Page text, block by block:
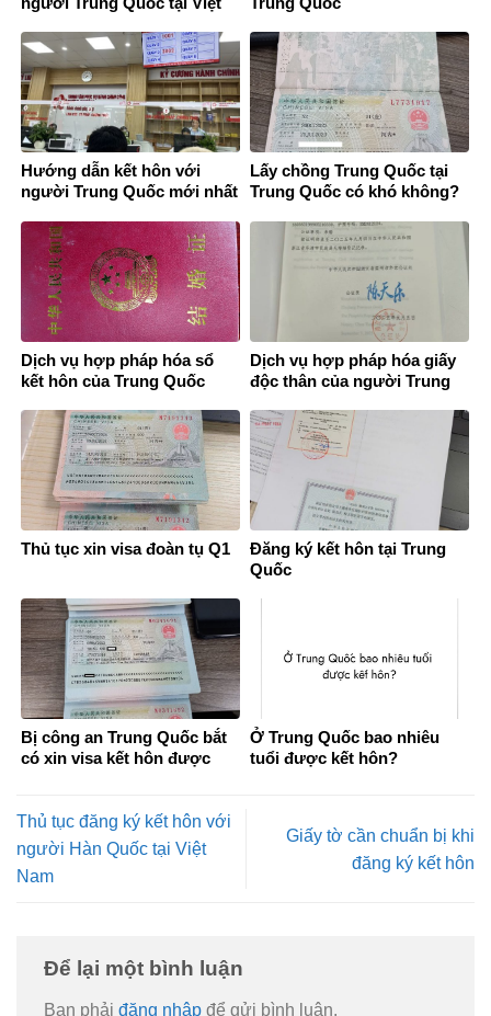
Hướng dẫn kết hôn với
người Trung Quốc mới nhất
Lấy chồng Trung Quốc tại
Trung Quốc có khó không?
Dịch vụ hợp pháp hóa sổ
kết hôn của Trung Quốc
Dịch vụ hợp pháp hóa giấy
độc thân của người Trung
Thủ tục xin visa đoàn tụ Q1
Đăng ký kết hôn tại Trung
Quốc
Bị công an Trung Quốc bắt
có xin visa kết hôn được
Ở Trung Quốc bao nhiêu
tuổi được kết hôn?
Thủ tục đăng ký kết hôn với
người Hàn Quốc tại Việt
Nam
Giấy tờ cần chuẩn bị khi
đăng ký kết hôn
Để lại một bình luận
Bạn phải đăng nhập để gửi bình luận.